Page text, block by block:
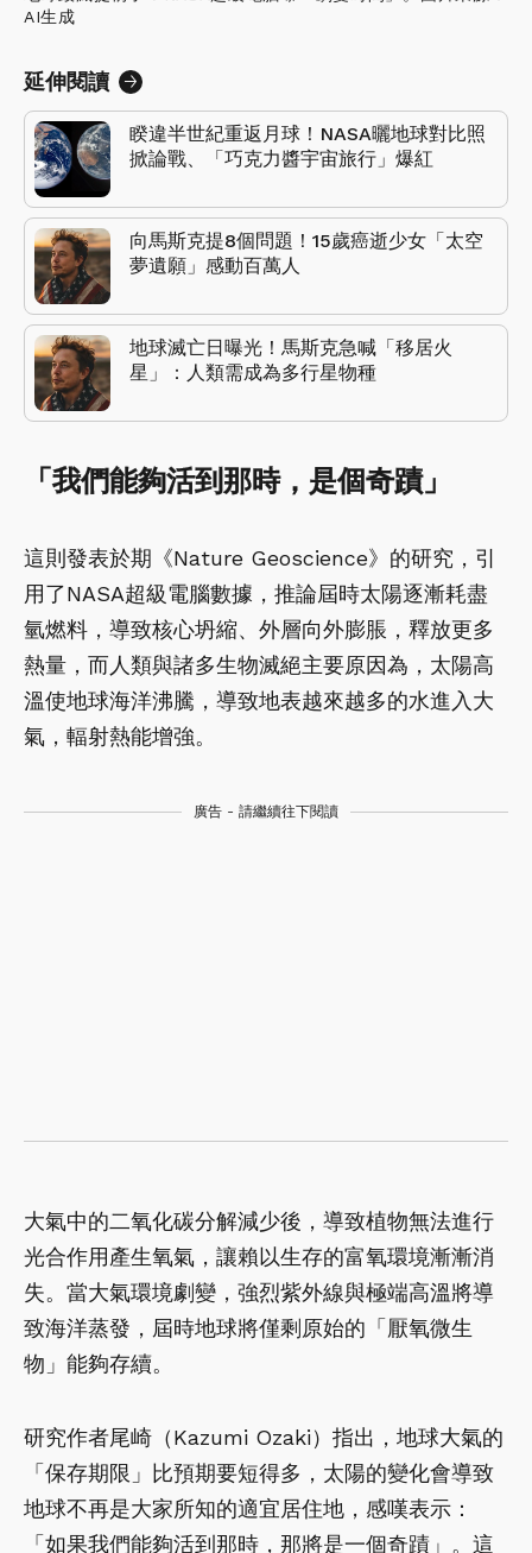
AI生成
延伸閱讀
睽違半世紀重返月球！NASA曬地球對比照
掀論戰、「巧克力醬宇宙旅行」爆紅
向馬斯克提8個問題！15歲癌逝少女「太空
夢遺願」感動百萬人
地球滅亡日曝光！馬斯克急喊「移居火
星」：人類需成為多行星物種
「我們能夠活到那時，是個奇蹟」
這則發表於期《Nature Geoscience》的研究，引
用了NASA超級電腦數據，推論屆時太陽逐漸耗盡
氫燃料，導致核心坍縮、外層向外膨脹，釋放更多
熱量，而人類與諸多生物滅絕主要原因為，太陽高
溫使地球海洋沸騰，導致地表越來越多的水進入大
氣，輻射熱能增強。
廣告 - 請繼續往下閱讀
大氣中的二氧化碳分解減少後，導致植物無法進行
光合作用產生氧氣，讓賴以生存的富氧環境漸漸消
失。當大氣環境劇變，強烈紫外線與極端高溫將導
致海洋蒸發，屆時地球將僅剩原始的「厭氧微生
物」能夠存續。
研究作者尾崎（Kazumi Ozaki）指出，地球大氣的
「保存期限」比預期要短得多，太陽的變化會導致
地球不再是大家所知的適宜居住地，感嘆表示：
「如果我們能夠活到那時，那將是一個奇蹟」。這